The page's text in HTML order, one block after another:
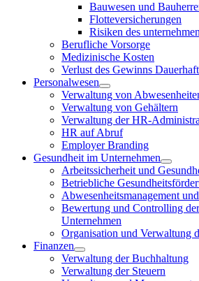
Bauwesen und
Flotteversicherungen
Risiken des
Berufliche Vorsorge
Medizinische Kosten
Verlust des Gewinns
Personalwesen
Verwaltung von
Verwaltung von Gehältern
Verwaltung der HR-
HR auf Abruf
Employer Branding
Gesundheit im Unternehmen
Arbeitssicherheit und
Betriebliche
Abwesenheitsmanagement
Bewertung und Controlling
Unternehmen
Organisation und Verwaltung
Finanzen
Verwaltung der Buchhaltung
Verwaltung der Steuern